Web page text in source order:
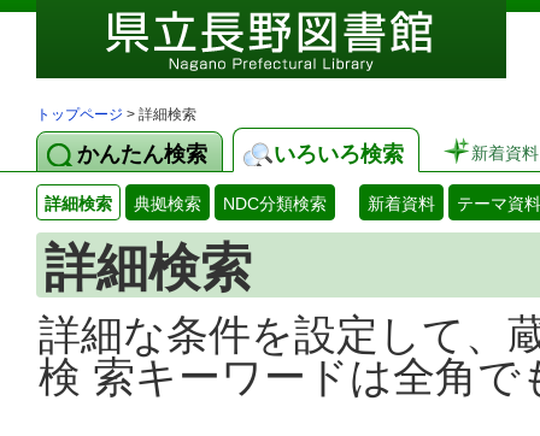
トップページ > 詳細検索
かんたん検索 いろいろ検索 新着資料
詳細検索 典拠検索 NDC分類検索 新着資料 テーマ資料
詳細検索
詳細な条件を設定して、
検 索キーワードは全角